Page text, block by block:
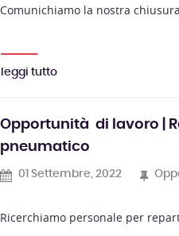
Comunichiamo la nostra
leggi tutto
Opportunità di lavoro |
pneumatico
01 Settembre, 2022
Ricerchiamo personale per